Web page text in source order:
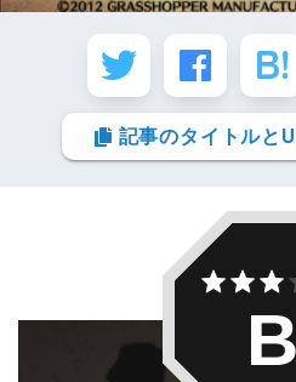
記事のタイトルと
B